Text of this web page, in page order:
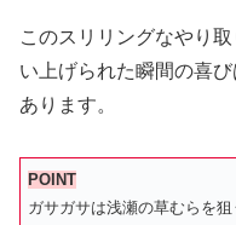
このスリリングなやり
い上げられた瞬間の喜
あります。
POINT
ガサガサは浅瀬の草むらを